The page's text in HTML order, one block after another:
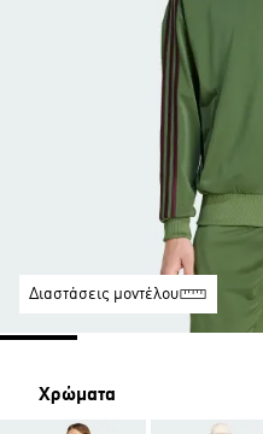
Διαστάσεις μοντέλου
Χρώματα